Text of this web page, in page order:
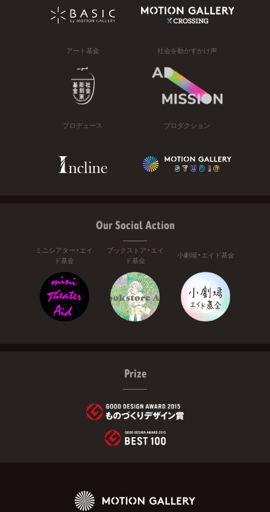
アート基金 社会を動かすかけ声
プロデュース プロダクション
Our Social Action
ミニシアター・エイ
ド基金
ブックストア・エイ
ド基金
小劇場・エイド基金
Prize